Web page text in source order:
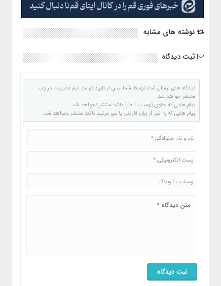
نوشته های مشابه
ثبت دیدگاه
دیدگاه های ارسال شده توسط شما، پس از تایید توسط تیم مدیریت در وب
منتشر خواهد شد.
پیام هایی که حاوی تهمت یا افترا باشد منتشر نخواهد شد.
پیام هایی که به غیر از زبان فارسی یا غیر مرتبط باشد منتشر نخواهد شد.